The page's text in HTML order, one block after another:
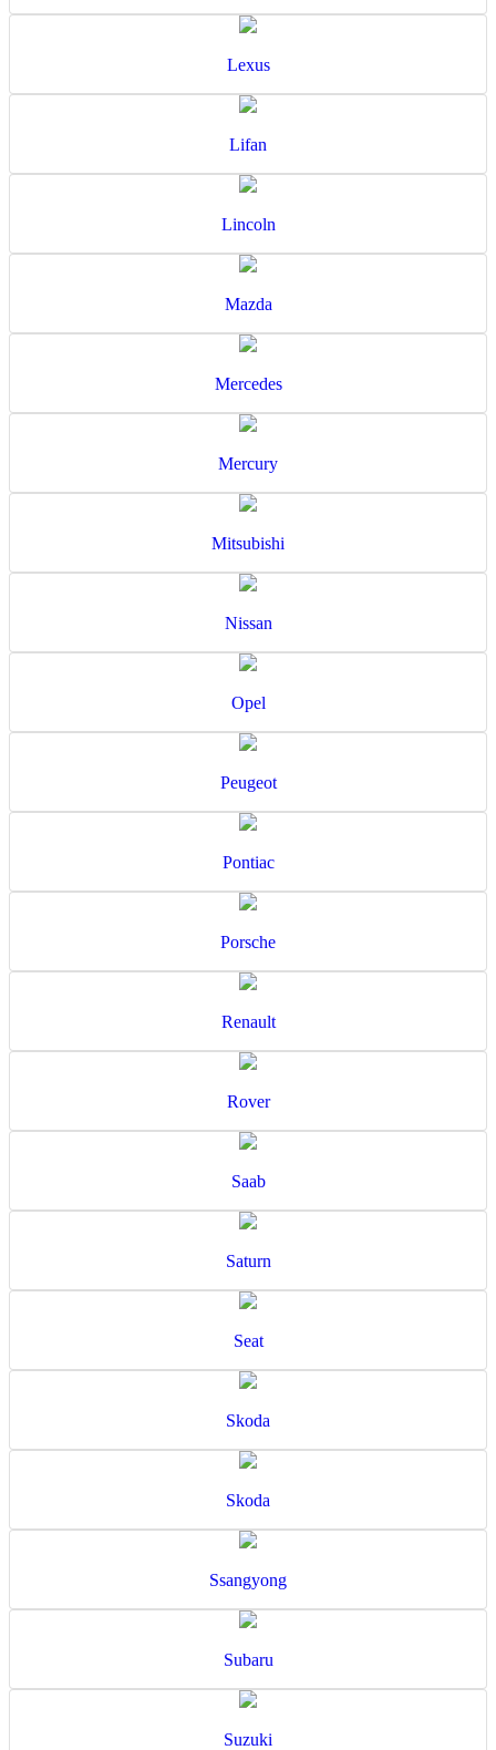
Lexus
Lifan
Lincoln
Mazda
Mercedes
Mercury
Mitsubishi
Nissan
Opel
Peugeot
Pontiac
Porsche
Renault
Rover
Saab
Saturn
Seat
Skoda
Skoda
Ssangyong
Subaru
Suzuki